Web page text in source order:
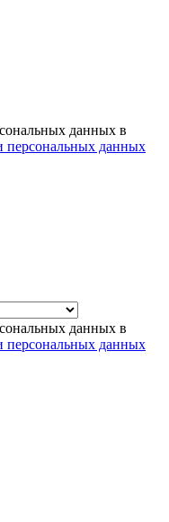
данных в
персональных данных
данных в
персональных данных